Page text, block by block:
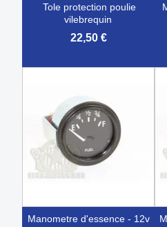
tole protection poulie
vilebrequin
22,50 €
manometre d'essence - 12v